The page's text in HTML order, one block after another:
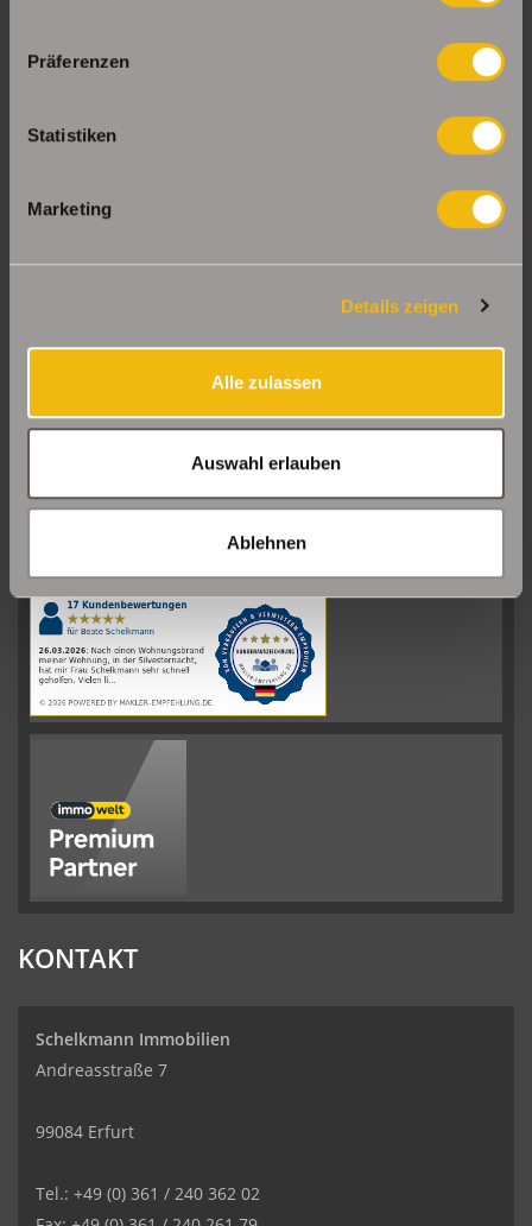
Präferenzen
Statistiken
Marketing
Details zeigen
Alle zulassen
Auswahl erlauben
Ablehnen
08/2026
4.61von5Sternen
|110Schelkmann
ImmobilienBewertungen
auf
werkenntdenBESTEN.de
KONTAKT
Schelkmann Immobilien
Andreasstraße 7
99084 Erfurt
Tel.: +49 (0) 361 / 240 362 02